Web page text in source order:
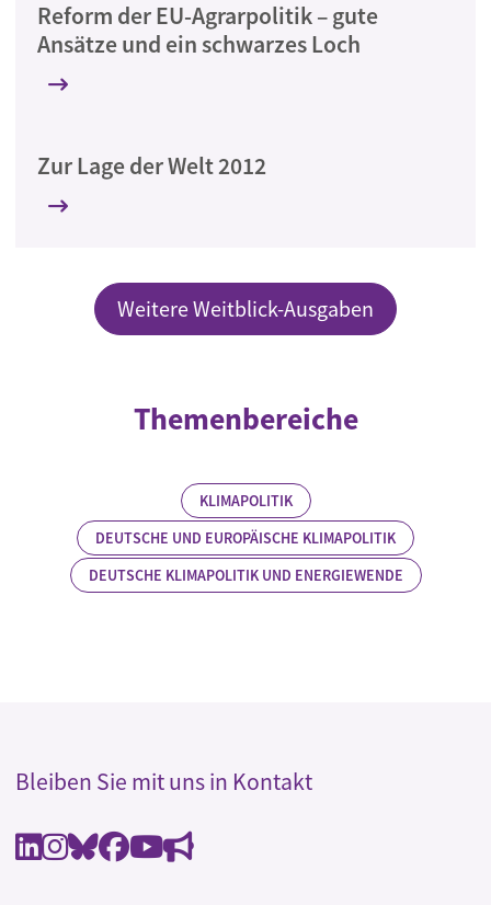
Reform der EU-Agrarpolitik – gute
Ansätze und ein schwarzes Loch
Zur Lage der Welt 2012
Weitere Weitblick-Ausgaben
Themenbereiche
KLIMAPOLITIK
DEUTSCHE UND EUROPÄISCHE KLIMAPOLITIK
DEUTSCHE KLIMAPOLITIK UND ENERGIEWENDE
Bleiben Sie mit uns in Kontakt